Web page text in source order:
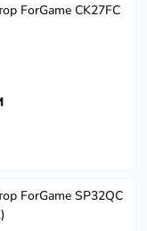
ForGame CK27FC
ForGame SP32QC